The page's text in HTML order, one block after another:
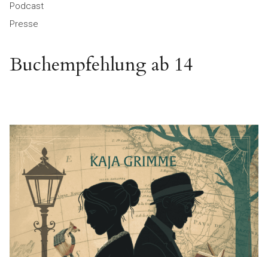
Podcast
Presse
Buchempfehlung ab 14